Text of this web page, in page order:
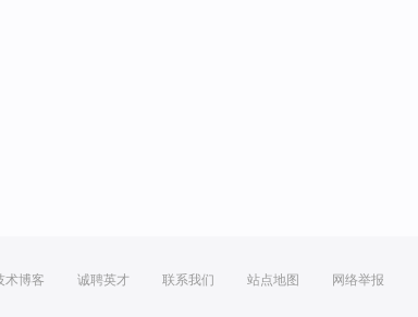
术博客 诚聘英才 联系我们 站点地图 网络举报